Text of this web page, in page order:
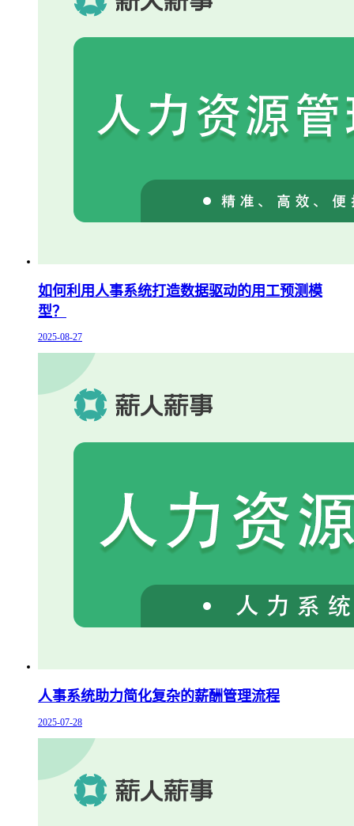
如何利用人事系统打造数据驱动的用工预测模
型？
2025-08-27
人事系统助力简化复杂的薪酬管理流程
2025-07-28